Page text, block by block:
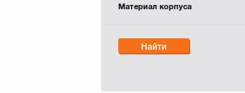
Материал корпуса
Найти